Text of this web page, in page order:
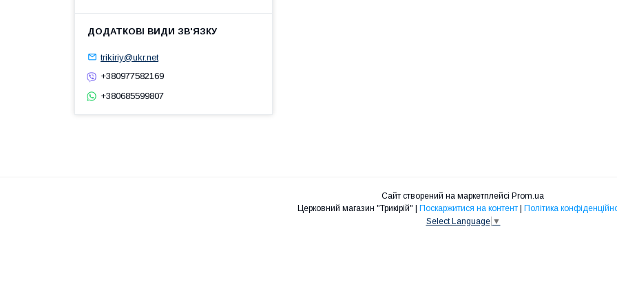
trikiriy@ukr.net
+380977582169
+380685599807
Сайт створений на маркетплейсі Prom.ua
Поскаржитися на контент
Політика
Select Language ▼